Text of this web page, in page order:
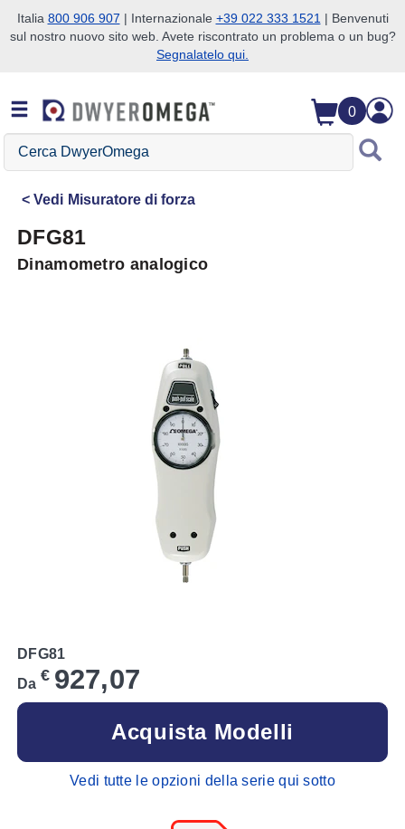
Salta alla ricerca
Salta al contenuto principale
Salta alla navigazione
Italia 800 906 907 | Internazionale +39 022 333 1521 | Benvenuti
sul nostro nuovo sito web. Avete riscontrato un problema o un bug?
Segnalatelo qui.
0
Cerca
DwyerOmega
Vedi Misuratore di forza
DFG81
Dinamometro analogico
DFG81
Da € 927,07
Acquista Modelli
Vedi tutte le opzioni della serie qui sotto